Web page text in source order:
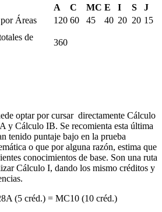
A
C MC E I S
J
Áreas
120 60 45 40 20 20 15
de
360
optar por cursar directamente Cálculo
y Cálculo IB. Se recomienta esta última
tenido puntaje bajo en la prueba
o que por alguna razón, estima que
conocimientos de base. Son una ruta
Cálculo I, dando los mismo créditos y
(5 créd.) = MC10 (10 créd.)